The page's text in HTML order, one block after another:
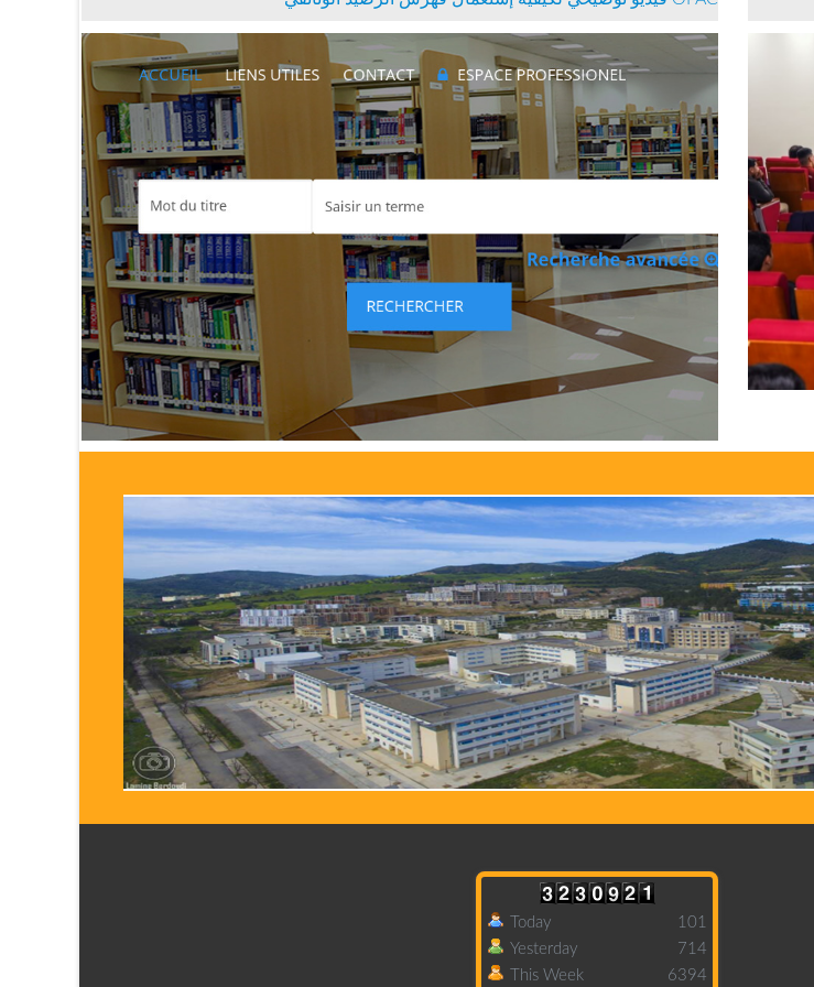
Today
Yesterday
This Week
101
714
6394